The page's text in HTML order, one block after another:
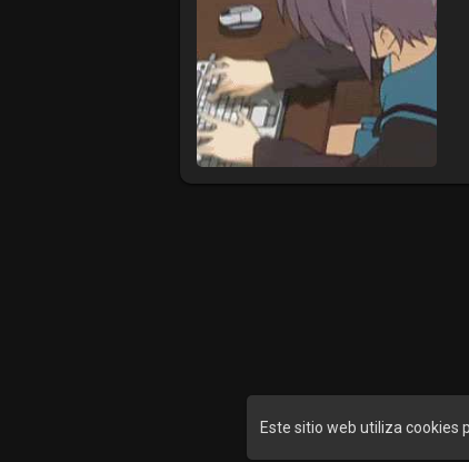
Este sitio web utiliza cookies